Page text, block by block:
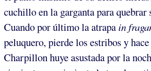
cuchillo en la garganta para quebrar
Cuando por último la atrapain
peluquero, pierde los estribos y
Charpillon huye asustada por la